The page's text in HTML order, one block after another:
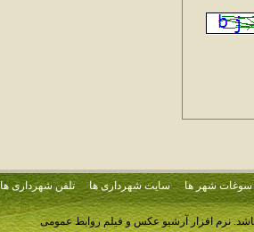
سوغات شهر ها سایت شهرداری ها تلفن شهرداری ها
نرم افزار آرشیو عکس و فیلم روابط عمومی